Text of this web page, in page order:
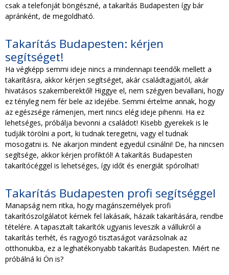
csak a telefonját böngészné, a takarítás Budapesten így bár
apránként, de megoldható.
Takarítás Budapesten: kérjen
segítséget!
Ha végképp semmi ideje nincs a mindennapi teendők mellett a
takarításra, akkor kérjen segítséget, akár családtagjaitól, akár
hivatásos szakemberektől! Higgye el, nem szégyen bevallani, hogy
ez tényleg nem fér bele az idejébe. Semmi értelme annak, hogy
az egészsége rámenjen, mert nincs elég ideje pihenni. Ha ez
lehetséges, próbálja bevonni a családot! Kisebb gyerekek is le
tudják törölni a port, ki tudnak teregetni, vagy el tudnak
mosogatni is. Ne akarjon mindent egyedül csinálni! De, ha nincsen
segítsége, akkor kérjen profiktól! A takarítás Budapesten
takarítócéggel is lehetséges, így időt és energiát spórolhat!
Takarítás Budapesten profi segítséggel
Manapság nem ritka, hogy magánszemélyek profi
takarítószolgálatot kérnek fel lakásaik, házaik takarítására, rendbe
tételére. A tapasztalt takarítók ugyanis leveszik a vállukról a
takarítás terhét, és ragyogó tisztaságot varázsolnak az
otthonukba, ez a leghatékonyabb takarítás Budapesten. Miért ne
próbálná ki Ön is?